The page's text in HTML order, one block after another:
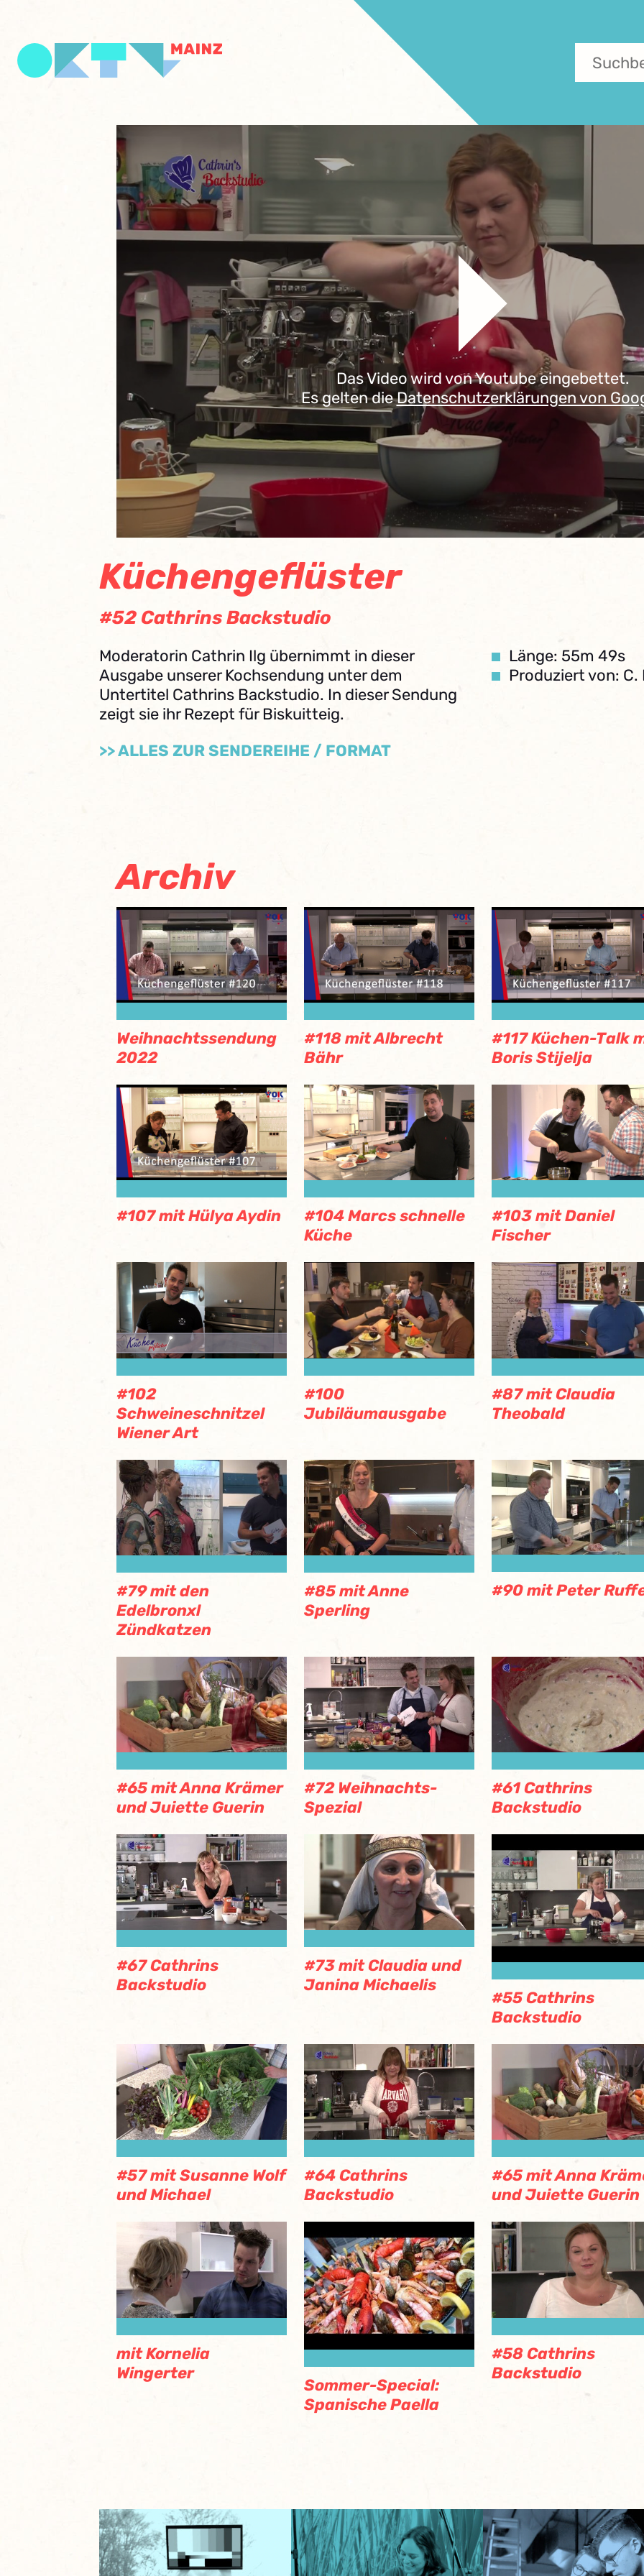
Das Video wird von Youtube eingebettet.
Es gelten dieDatenschutzerklärungen von
Küchengeflüster
#52 Cathrins Backstudio
Moderatorin Cathrin Ilg übernimmt in dieser
Ausgabe unserer Kochsendung unter dem
Untertitel Cathrins Backstudio. In dieser Sendung
zeigt sie ihr Rezept für Biskuitteig.
>> ALLES ZUR SENDEREIHE / FORMAT
Länge: 55m 49s
Produziert von: C.
Archiv
Weihnachtssendung
2022
#118 mit Albrecht
Bähr
#117 Küchen-Talk
Boris Stijelja
#107 mit Hülya Aydin
#104 Marcs schnelle
Küche
#103 mit Daniel
Fischer
#102
Schweineschnitzel
Wiener Art
#100
Jubiläumausgabe
#87 mit Claudia
Theobald
#79 mit den
Edelbronxl
Zündkatzen
#85 mit Anne
Sperling
#90 mit Peter
#65 mit Anna Krämer
und Juiette Guerin
#72 Weihnachts-
Spezial
#61 Cathrins
Backstudio
#67 Cathrins
Backstudio
#73 mit Claudia und
Janina Michaelis
#55 Cathrins
Backstudio
#57 mit Susanne Wolf
und Michael
#64 Cathrins
Backstudio
#65 mit Anna
und Juiette Guerin
mit Kornelia
Wingerter
Sommer-Special:
Spanische Paella
#58 Cathrins
Backstudio